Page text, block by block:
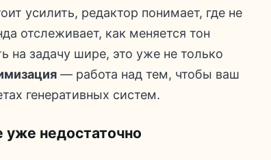
усилить, редактор понимает, где не
отслеживает, как меняется тон
на задачу шире, это уже не только
— работа над тем, чтобы ваш
генеративных систем.
уже недостаточно